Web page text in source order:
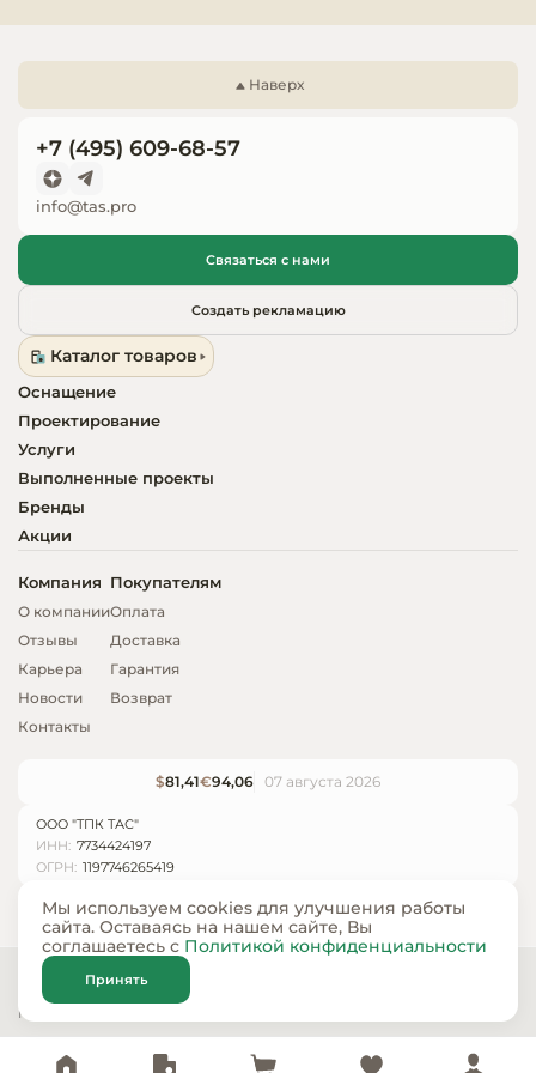
Запчасти для
Наверх
+7 (495) 609-68-57
info@tas.pro
Связаться с нами
Создать рекламацию
Каталог товаров
Оснащение
Проектирование
Услуги
Выполненные проекты
Бренды
Акции
Компания
О компании
Отзывы
Карьера
Новости
Контакты
Покупателям
Оплата
Доставка
Гарантия
Возврат
$81,41€94,06 07 августа 2026
ООО "ТПК ТАС"
ИНН: 7734424197
ОГРН: 1197746265419
© ООО «ТПК ТАС» 2024 — 2026
Карта сайта
Политика конфиденциальности
Мы используем cookies для улучшения работы
сайта. Оставаясь на нашем сайте, Вы
соглашаетесь с Политикой конфиденциальности
Принять